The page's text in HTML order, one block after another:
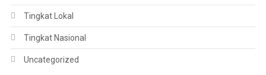
Tingkat Lokal
Tingkat Nasional
Uncategorized